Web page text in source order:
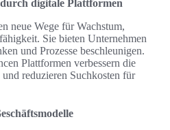
digitale Plattformen
neue Wege für Wachstum,
Sie bieten Unternehmen
und Prozesse beschleunigen.
Plattformen verbessern die
reduzieren Suchkosten für